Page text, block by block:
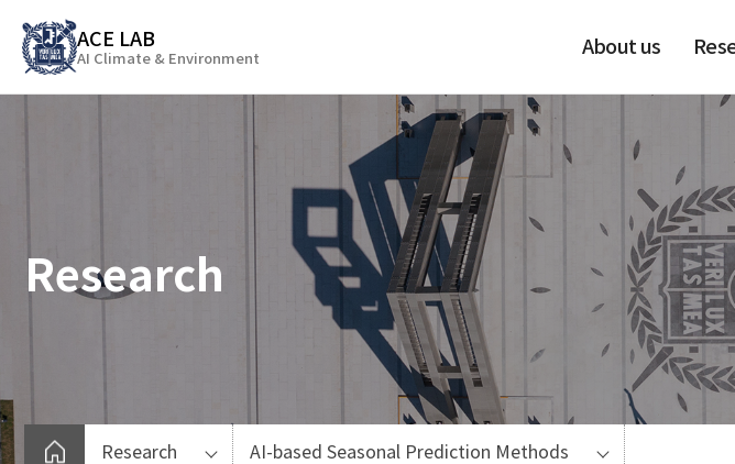
기
ACE LAB
AI Climate & Environment About us
Research
Research AI-based Seasonal Prediction Methods